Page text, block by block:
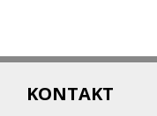
KONTAKT